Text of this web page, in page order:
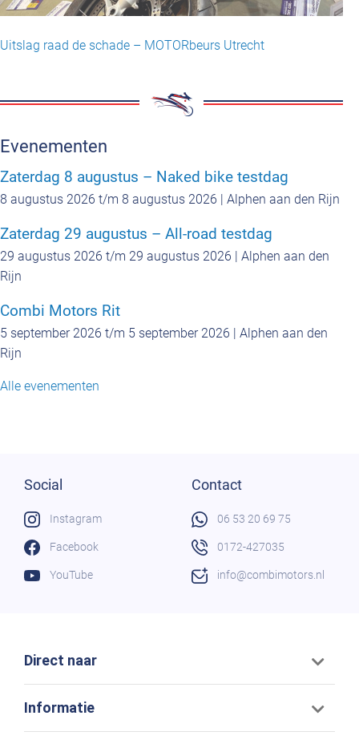
Uitslag raad de schade – MOTORbeurs Utrecht
Evenementen
Zaterdag 8 augustus – Naked bike testdag
8 augustus 2026 t/m 8 augustus 2026 | Alphen aan den Rijn
Zaterdag 29 augustus – All-road testdag
29 augustus 2026 t/m 29 augustus 2026 | Alphen aan den
Rijn
Combi Motors Rit
5 september 2026 t/m 5 september 2026 | Alphen aan den
Rijn
Alle evenementen
Direct naar
Informatie
Social
Instagram
Facebook
YouTube
Contact
06 53 20 69 75
0172-427035
info@combimotors.nl